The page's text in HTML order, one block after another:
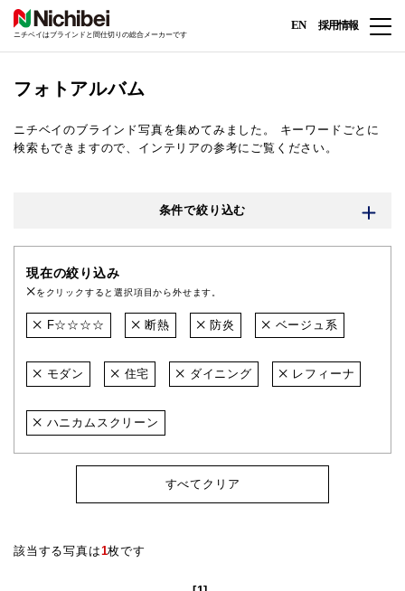
ニチベイはブラインドと間仕切りの総合メーカーです
EN 採用情報
フォトアルバム
ニチベイのブラインド写真を集めてみました。
キーワードごとに
検索もできますので、インテリアの参考にご覧ください。
条件で絞り込む
現在の絞り込み
をクリックすると選択項目から外せます。
F☆☆☆☆ 断熱 防炎 ベージュ系
モダン 住宅 ダイニング レフィーナ
ハニカムスクリーン
すべてクリア
該当する写真は1枚です